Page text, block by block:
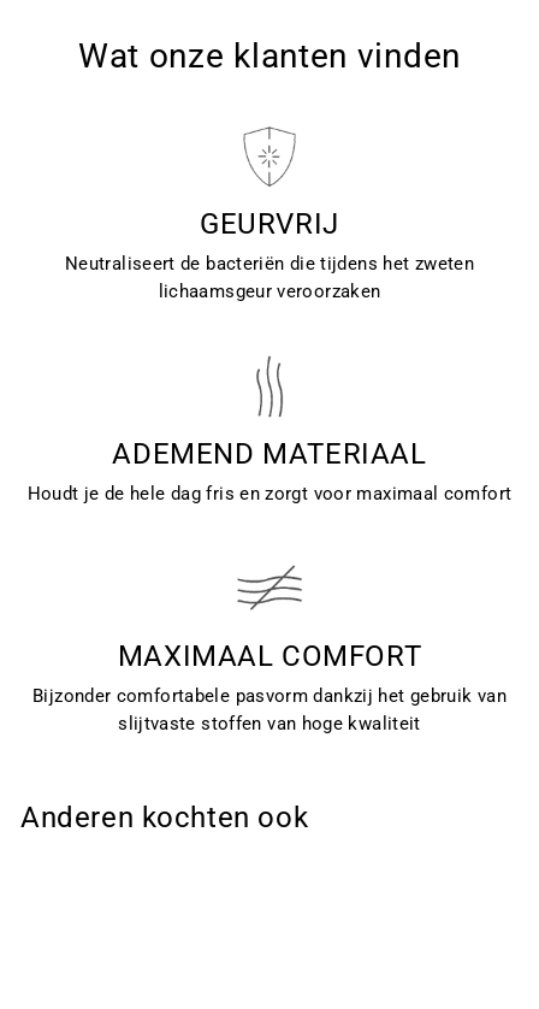
Wat onze klanten vinden
GEURVRIJ
Neutraliseert de bacteriën die tijdens het zweten
lichaamsgeur veroorzaken
ADEMEND MATERIAAL
Houdt je de hele dag fris en zorgt voor maximaal comfort
MAXIMAAL COMFORT
Bijzonder comfortabele pasvorm dankzij het gebruik van
slijtvaste stoffen van hoge kwaliteit
Anderen kochten ook